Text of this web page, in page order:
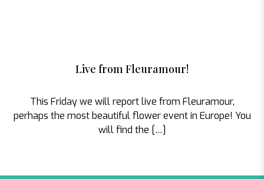
Live from Fleuramour!
This Friday we will report live from Fleuramour,
perhaps the most beautiful flower event in Europe! You
will find the […]